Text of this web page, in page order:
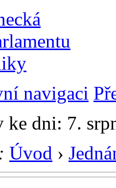
navigaci
ke dni: 7.
Úvod ›